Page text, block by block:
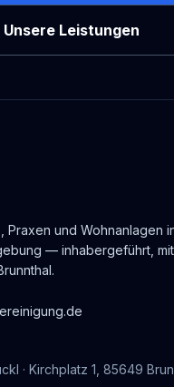
Unsere Leistungen
Praxen und Wohnanlagen
— inhabergeführt, mit
· Kirchplatz 1, 85649